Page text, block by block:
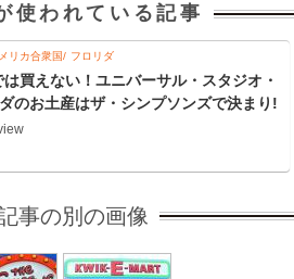
使われている記事
リカ合衆国 フロリダ
は買えない！ユニバーサル・スタジオ・
のお土産はザ・シンプソンズで決まり!
事の別の画像